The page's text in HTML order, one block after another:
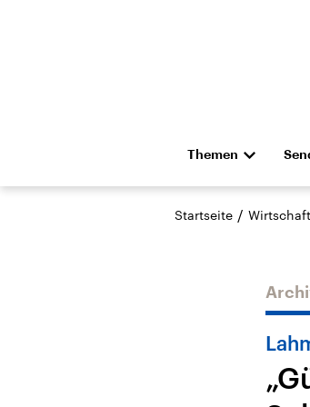
Themen
Die Nachrichten
Hörspiel und
Landtagswahl
Anhalt 2026
Startseite /